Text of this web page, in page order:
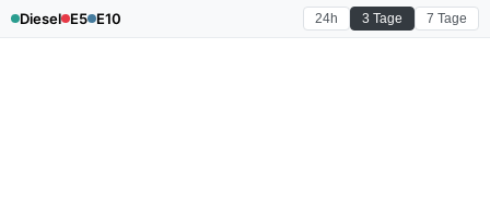
Diesel E5 E10 24h 3 Tage 7 Tage